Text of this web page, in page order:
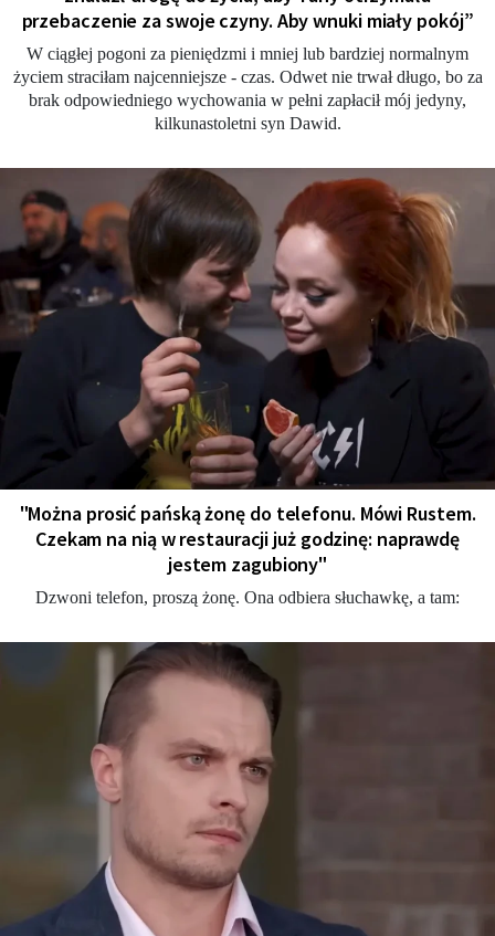
przebaczenie za swoje czyny. Aby wnuki miały pokój”
W ciągłej pogoni za pieniędzmi i mniej lub bardziej normalnym
życiem straciłam najcenniejsze - czas. Odwet nie trwał długo, bo za
brak odpowiedniego wychowania w pełni zapłacił mój jedyny,
kilkunastoletni syn Dawid.
"Można prosić pańską żonę do telefonu. Mówi Rustem.
Czekam na nią w restauracji już godzinę: naprawdę
jestem zagubiony"
Dzwoni telefon, proszą żonę. Ona odbiera słuchawkę, a tam: